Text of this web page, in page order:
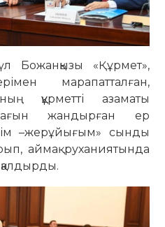
Божанқызы «Құрмет»,
марапатталған,
құрметті азаматы
жандырған ер
–жерұйығым» сынды
аймақ руханиятында
қалдырды.